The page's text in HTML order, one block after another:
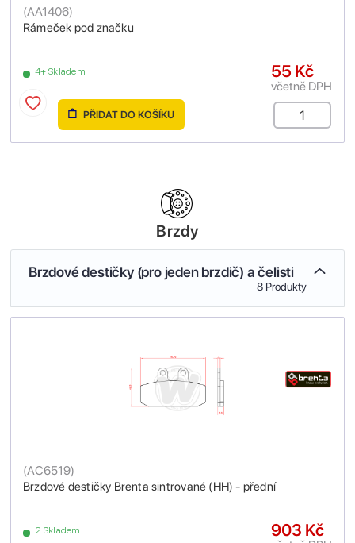
Rámeček pod značku
(AA1406)
4+ Skladem 55 Kč
včetně DPH
PŘIDAT DO KOŠÍKU
Brzdy
Brzdové destičky (pro jeden brzdič) a čelisti
8 Produkty
Brzdové destičky Brenta sintrované (HH) - přední
(AC6519)
2 Skladem 903 Kč